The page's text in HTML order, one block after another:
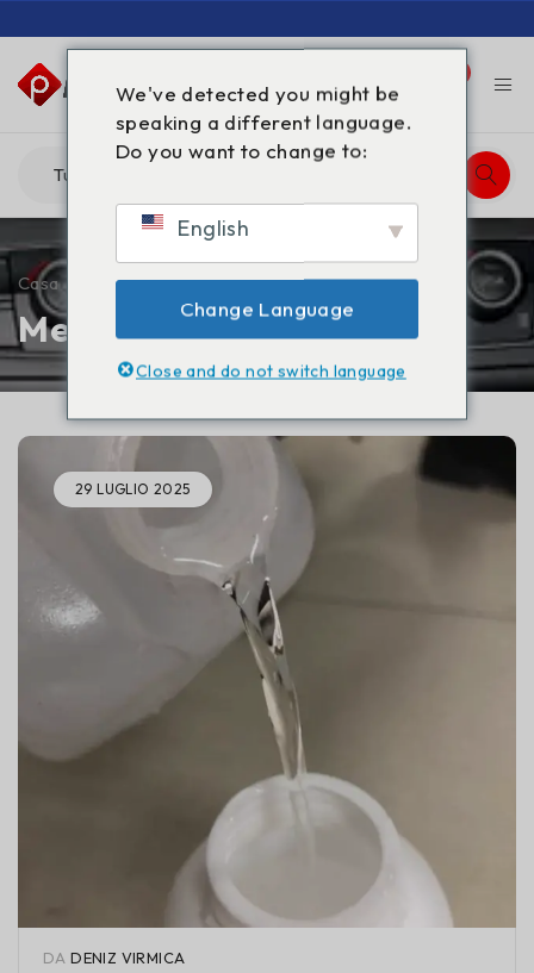
Mese: Luglio 2025
Casa 2025 / Luglio
29 LUGLIO 2025
DA DENIZ VIRMICA
We've detected you might be
speaking a different language.
Do you want to change to:
English
Change Language
Close and do not switch language